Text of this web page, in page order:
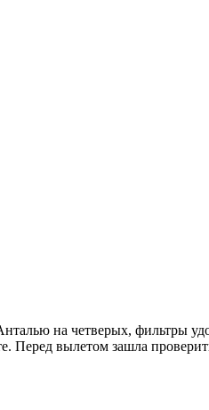
на четверых, фильтры
Перед вылетом зашла